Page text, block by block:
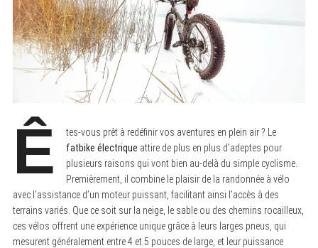
Ê
tes-vous prêt à redéfinir vos aventures en plein air ? Le
fatbike électrique attire de plus en plus d’adeptes pour
plusieurs raisons qui vont bien au-delà du simple cyclisme.
Premièrement, il combine le plaisir de la randonnée à vélo
avec l’assistance d’un moteur puissant, facilitant ainsi l’accès à des
terrains variés. Que ce soit sur la neige, le sable ou des chemins rocailleux,
ces vélos offrent une expérience unique grâce à leurs larges pneus, qui
mesurent généralement entre 4 et 5 pouces de large, et leur puissance